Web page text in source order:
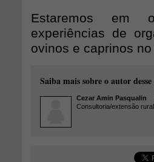
Estaremos em
experiências de
ovinos e caprinos
Saiba mais sobre o autor
Cezar Amin Pasqualin
Consultoria/extensão rural